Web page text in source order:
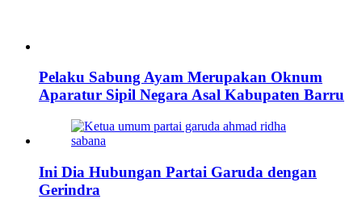
Pelaku Sabung Ayam Merupakan Oknum
Aparatur Sipil Negara Asal Kabupaten Barru
Ini Dia Hubungan Partai Garuda dengan
Gerindra